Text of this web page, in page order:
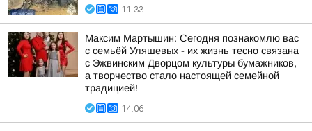
11:33
Максим Мартышин: Сегодня познакомлю вас
с семьёй Уляшевых - их жизнь тесно связана
с Эжвинским Дворцом культуры бумажников,
а творчество стало настоящей семейной
традицией!
14:06